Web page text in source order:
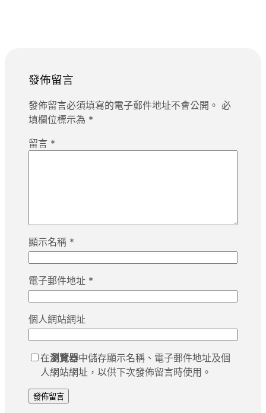
發佈留言
發佈留言必須填寫的電子郵件地址不會公開。 必
填欄位標示為 *
留言 *
顯示名稱 *
電子郵件地址 *
個人網站網址
在瀏覽器中儲存顯示名稱、電子郵件地址及個
人網站網址，以供下次發佈留言時使用。